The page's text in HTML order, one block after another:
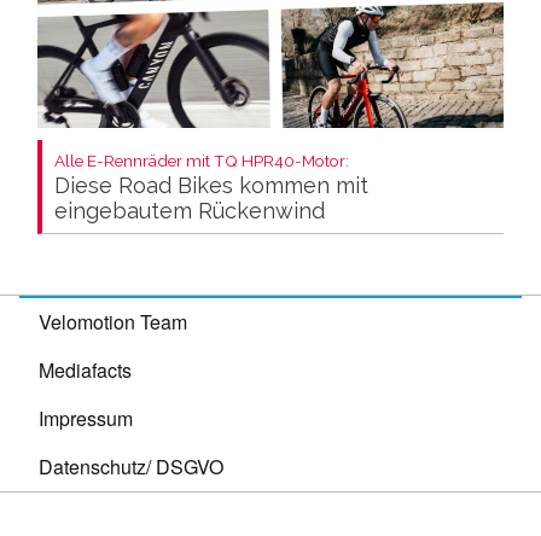
Alle E-Rennräder mit TQ HPR40-Motor:
Diese Road Bikes kommen mit
eingebautem Rückenwind
Velomotion Team
Mediafacts
Impressum
Datenschutz/ DSGVO